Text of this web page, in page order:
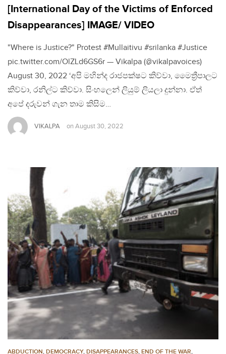
[International Day of the Victims of Enforced
Disappearances] IMAGE/ VIDEO
"Where is Justice?" Protest #Mullaitivu #srilanka #Justice
pic.twitter.com/OlZLd6GS6r — Vikalpa (@vikalpavoices)
August 30, 2022 ‘අපි මහින්ද රාජපක්ෂට කිව්වා, මෛත්‍රීපාලට
කිව්වා, රනිල්ට කිව්වා. සිංහලෙන් ලියුම් ලියලා දුන්නා. ඒත්
අපේ දරුවන් ගැන තාම කිසිම…
VIKALPA on August 30, 2022
ABDUCTION, DEMOCRACY, DISAPPEARANCES, END OF THE WAR,